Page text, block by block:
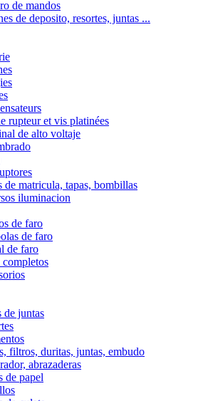
de mandos
de deposito, resortes, juntas ...
rupteur et vis platinées
de alto voltaje
de matricula, tapas, bombillas
iluminacion
de faro
de faro
de faro
completos
de juntas
filtros, duritas, juntas, embudo
abrazaderas
de papel